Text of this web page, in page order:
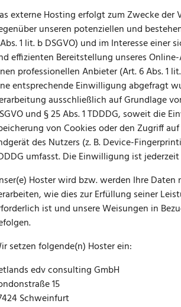
externe Hosting erfolgt zum Zwecke der
unseren potenziellen und
1 lit. b DSGVO) und im Interesse einer
effizienten Bereitstellung unseres
professionellen Anbieter (Art. 6 Abs. 1
entsprechende Einwilligung abgefragt
ausschließlich auf Grundlage
und § 25 Abs. 1 TDDDG, soweit die
von Cookies oder den Zugriff
des Nutzers (z. B. Device-
umfasst. Die Einwilligung ist
Hoster wird bzw. werden Ihre
wie dies zur Erfüllung seiner
ist und unsere Weisungen in
setzen folgende(n) Hoster ein:
edv consulting GmbH
15
Schweinfurt